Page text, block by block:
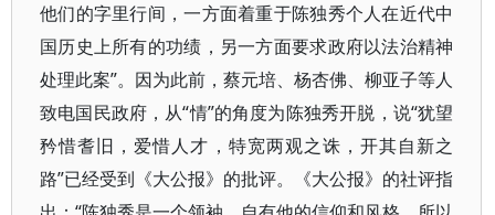
他们的字里行间，一方面着重于陈独秀个人在近代中
国历史上所有的功绩，另一方面要求政府以法治精神
处理此案”。因为此前，蔡元培、杨杏佛、柳亚子等人
致电国民政府，从“情”的角度为陈独秀开脱，说“犹望
矜惜耆旧，爱惜人才，特宽两观之诛，开其自新之
路”已经受到《大公报》的批评。《大公报》的社评指